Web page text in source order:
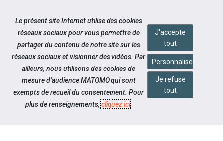
Aller au contenu
Pied de page
PLAN DU SITE
Le présent site Internet utilise des cookies
réseaux sociaux pour vous permettre de
partager du contenu de notre site sur les
réseaux sociaux et visionner des vidéos. Par
ailleurs, nous utilisons des cookies de
mesure d’audience MATOMO qui sont
exempts de recueil du consentement. Pour
plus de renseignements,cliquez ici.
J'accepte
tout
Personnaliser
Je refuse
tout